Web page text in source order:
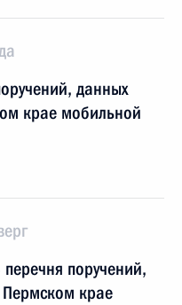
данных
крае мобильной
поручений,
крае